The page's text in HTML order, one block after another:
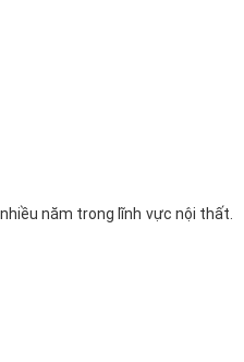
năm trong lĩnh vực nội thất.